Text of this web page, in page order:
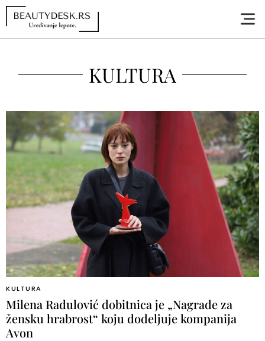
KULTURA
KULTURA
Milena Radulović dobitnica je „Nagrade za
žensku hrabrost“ koju dodeljuje kompanija
Avon